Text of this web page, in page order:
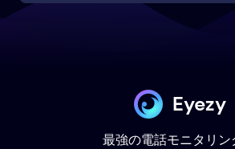
Eyezy
最強の電話モニタリン